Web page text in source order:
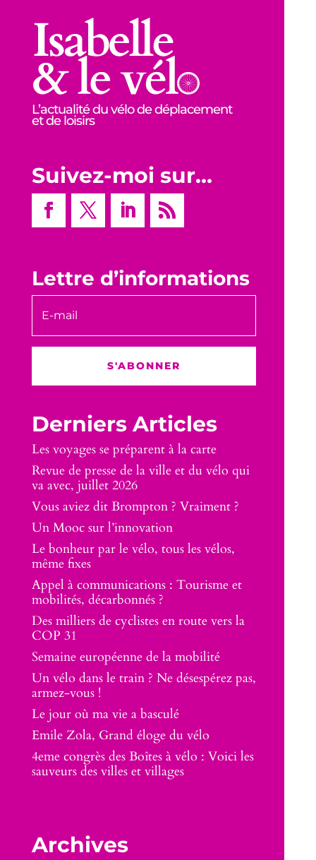
L’actualité du vélo de déplacement
et de loisirs
Suivez-moi sur…
Lettre d’informations
S'ABONNER
Derniers Articles
Les voyages se préparent à la carte
Revue de presse de la ville et du vélo qui
va avec, juillet 2026
Vous aviez dit Brompton ? Vraiment ?
Un Mooc sur l’innovation
Le bonheur par le vélo, tous les vélos,
même fixes
Appel à communications : Tourisme et
mobilités, décarbonnés ?
Des milliers de cyclistes en route vers la
COP 31
Semaine européenne de la mobilité
Un vélo dans le train ? Ne désespérez pas,
armez-vous !
Le jour où ma vie a basculé
Emile Zola, Grand éloge du vélo
4eme congrès des Boîtes à vélo : Voici les
sauveurs des villes et villages
Archives